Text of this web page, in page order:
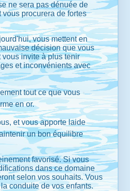
ne sera pas dénuée de
procurera de fortes
vous mettent en
décision que vous
invite à plus tenir
et inconvénients avec
tout ce que vous
en or.
et vous apporte laide
un bon équilibre
favorisé. Si vous
dans ce domaine
selon vos souhaits. Vous
conduite de vos enfants.